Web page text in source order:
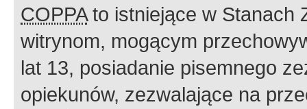
COPPAto istniejące w Stanach
witrynom, mogącym
lat 13, posiadanie pisemnego
opiekunów, zezwalające na